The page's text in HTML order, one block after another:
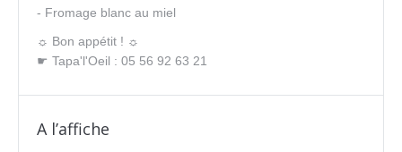
- Fromage blanc au miel
☼ Bon appétit ! ☼
☛ Tapa'l'Oeil : 05 56 92 63 21
A l’affiche